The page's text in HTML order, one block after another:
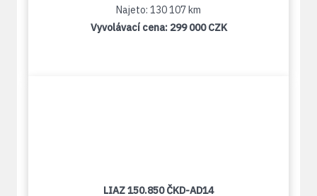
Najeto: 130 107 km
Vyvolávací cena: 299 000 CZK
LIAZ 150.850 ČKD-AD14